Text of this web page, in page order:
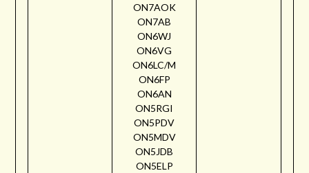
ON7AOK
ON7AB
ON6WJ
ON6VG
ON6LC/M
ON6FP
ON6AN
ON5RGI
ON5PDV
ON5MDV
ON5JDB
ON5ELP